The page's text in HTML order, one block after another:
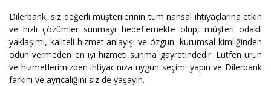
Dilerbank, siz değerli müşterilerinin tüm finansal ihtiyaçlarına etkin
ve hızlı çözümler sunmayı hedeflemekte olup, müşteri odaklı
yaklaşımı, kaliteli hizmet anlayışı ve özgün kurumsal kimliğinden
ödün vermeden en iyi hizmeti sunma gayretindedir. Lütfen ürün
ve hizmetlerimizden ihtiyacınıza uygun seçimi yapın ve Dilerbank
farkını ve ayrıcalığını siz de yaşayın.